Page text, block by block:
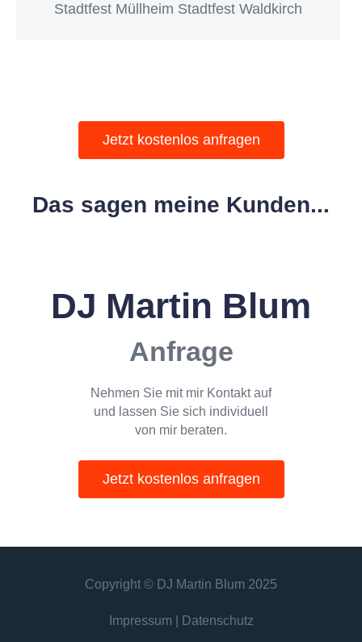
Stadtfest Müllheim Stadtfest Waldkirch
Jetzt kostenlos anfragen
Das sagen meine Kunden...
DJ Martin Blum
Anfrage
Nehmen Sie mit mir Kontakt auf
und lassen Sie sich individuell
von mir beraten.
Jetzt kostenlos anfragen
Copyright © DJ Martin Blum 2025
Impressum | Datenschutz